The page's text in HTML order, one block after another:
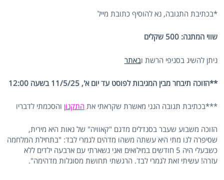
*בכתיבת התגובה, נא להוסיף כתובת מייל
שווי המתנה: 500 שקלים
ניתן להשיג בסניפי הרשת ובאתר
**הזוכה תיבחר מבין המגיבות לפוסט עד יום א', 11/5/25 בשעה 12:00
***בכתיבת תגובה הנני מאשרת שקראתי את התקנון והסכמתי לדבריו
הזוכה משבוע שעבר בסנדלים מדגם "קאוויה" של נאות היא מירית,
שסיפרה לנו מתי היא עשתה משהו מדהים לגמרי לבד: "בתחילת המלחמה
כשבעלי היה 5 חודשים במילואים ואני נשארתי עם ארבעה ילדים ללא
עזרה! עשיתי זאת לגמרי לבד. הרגשתי תחושת מסוגלות מדהימה".